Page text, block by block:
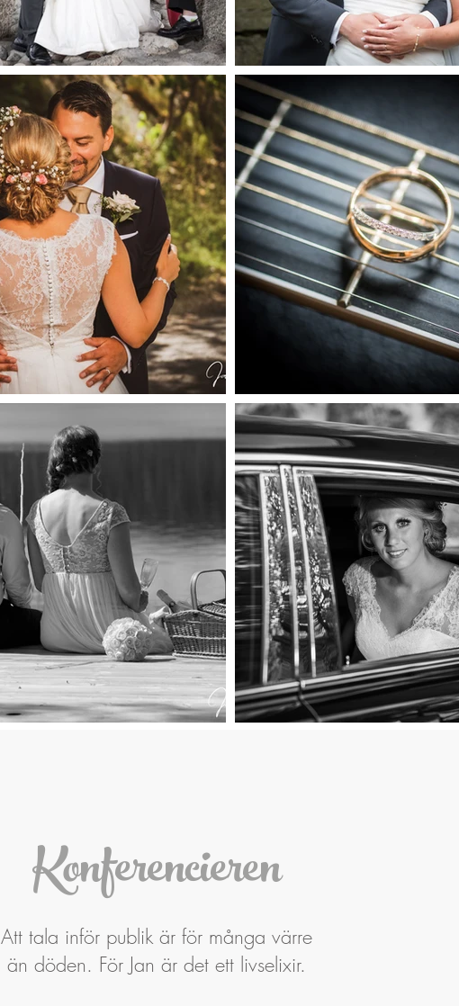
Konferencieren
Att tala inför publik är för många värre
än döden. För Jan är det ett livselixir.